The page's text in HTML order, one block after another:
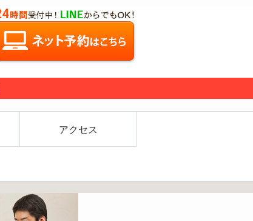
アクセス